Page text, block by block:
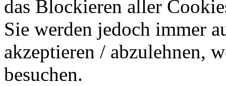
das Blockieren aller
Sie werden jedoch immer
akzeptieren / abzulehnen,
besuchen.